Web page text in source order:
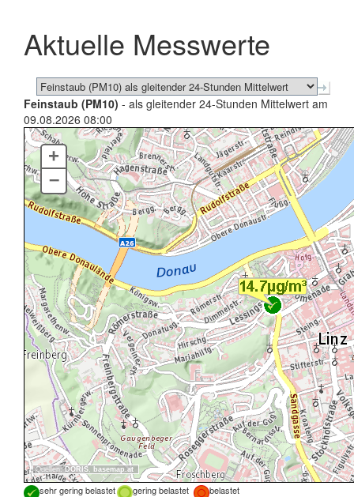
schließen
Aktuelle Messwerte
Feinstaub (PM10) - als gleitender 24-Stunden Mittelwert am
09.08.2026 08:00
Quellen:DORIS, basemap.at
+
–
sehr gering belastet gering belastet
belastet